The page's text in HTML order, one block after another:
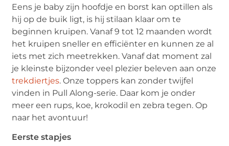
Eens je baby zijn hoofdje en borst kan optillen als
hij op de buik ligt, is hij stilaan klaar om te
beginnen kruipen. Vanaf 9 tot 12 maanden wordt
het kruipen sneller en efficiënter en kunnen ze al
iets met zich meetrekken. Vanaf dat moment zal
je kleinste bijzonder veel plezier beleven aan onze
trekdiertjes. Onze toppers kan zonder twijfel
vinden in Pull Along-serie. Daar kom je onder
meer een rups, koe, krokodil en zebra tegen. Op
naar het avontuur!
Eerste stapjes